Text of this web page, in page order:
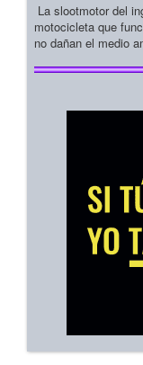
La slootmotor del
motocicleta que
no dañan el medio